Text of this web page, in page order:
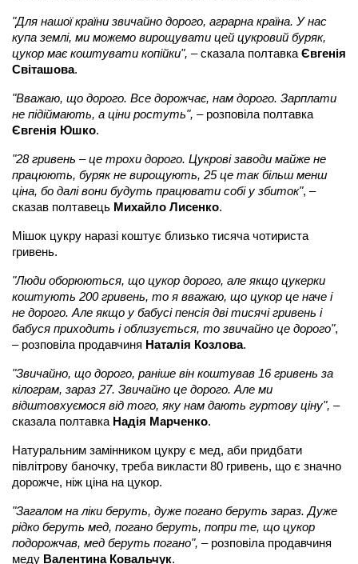
"Для нашої країни звичайно дорого, аграрна країна. У нас
купа землі, ми можемо вирощувати цей цукровий буряк,
цукор має коштувати копійки", – сказала полтавка Євгенія
Світашова.
"Вважаю, що дорого. Все дорожчає, нам дорого. Зарплати
не підіймають, а ціни ростуть", –розповіла полтавка
Євгенія Юшко.
"28 гривень – це трохи дорого. Цукрові заводи майже не
працюють, буряк не вирощують, 25 це так більш менш
ціна, бо далі вони будуть працювати собі у збиток", –
сказав полтавець Михайло Лисенко.
Мішок цукру наразі коштує близько тисяча чотириста
гривень.
"Люди оборюються, що цукор дорого, але якщо цукерки
коштують 200 гривень, то я вважаю, що цукор це наче і
не дорого. Але якщо у бабусі пенсія дві тисячі гривень і
бабуся приходить і облизується, то звичайно це дорого",
– розповіла продавчиня Наталія Козлова.
"Звичайно, що дорого, раніше він коштував 16 гривень за
кілограм, зараз 27. Звичайно це дорого. Але ми
відштовхуємося від того, яку нам дають гуртову ціну", –
сказала полтавка Надія Марченко.
Натуральним замінником цукру є мед, аби придбати
півлітрову баночку, треба викласти 80 гривень, що є значно
дорожче, ніж ціна на цукор.
"Загалом на ліки беруть, дуже погано беруть зараз. Дуже
рідко беруть мед, погано беруть, попри те, що цукор
подорожчав, мед беруть погано", – розповіла продавчиня
меду Валентина Ковальчук.